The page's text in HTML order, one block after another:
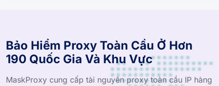
Bảo Hiểm Proxy Toàn Cầu Ở Hơn
190 Quốc Gia Và Khu Vực
MaskProxy cung cấp tài nguyên proxy toàn cầu IP hàng